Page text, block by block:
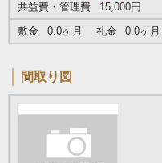
共益費・管理費
15,000円
敷金
0.0ヶ月 礼金 0.0ヶ月
間取り図